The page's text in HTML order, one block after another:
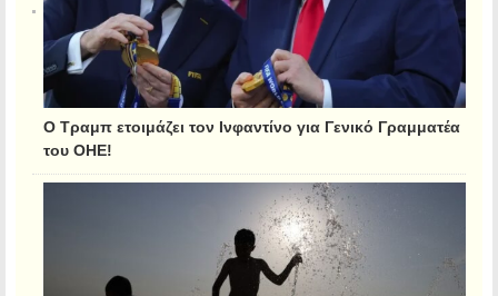
Ο Τραμπ ετοιμάζει τον Ινφαντίνο για Γενικό Γραμματέα
του ΟΗΕ!